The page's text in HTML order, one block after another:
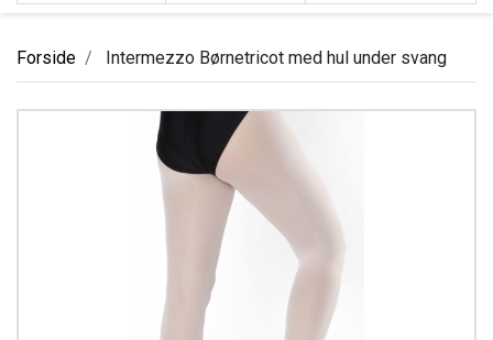
Forside Intermezzo Børnetricot med hul under svang